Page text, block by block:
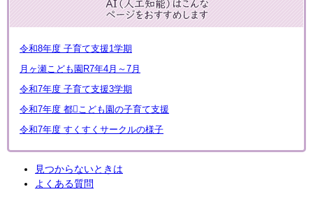
令和8年度 子育て支援1学期
月ヶ瀬こども園R7年4月～7月
令和7年度 子育て支援3学期
令和7年度 都こども園の子育て支援
令和7年度 すくすくサークルの様子
見つからないときは
よくある質問